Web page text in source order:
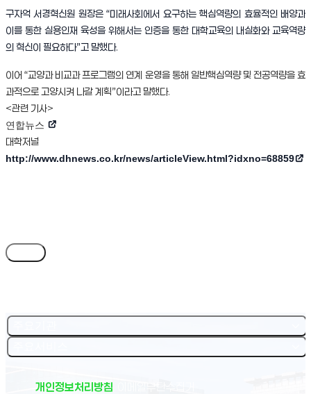
구자억 서경혁신원 원장은 “미래사회에서 요구하는 핵심역량의 효율적인 배양과
이를 통한 실용인재 육성을 위해서는 인증을 통한 대학교육의 내실화와 교육역량
의 혁신이 필요하다”고 말했다.
이어 “교양과 비교과 프로그램의 연계 운영을 통해 일반핵심역량 및 전공역량을 효
과적으로 고양시켜 나갈 계획”이라고 말했다.
<관련 기사>
연합뉴스 (새 창 열림)
대학저널
http://www.dhnews.co.kr/news/articleView.html?idxno=68859
(새 창 열림)
개인정보처리방침